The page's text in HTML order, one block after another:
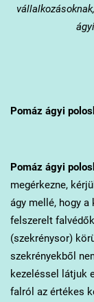
Pomáz ágyi
Pomáz ágyi
megérkezne,
ágy mellé, hogy a
felszerelt
(szekrénysor)
szekrényekből
kezeléssel látjuk
falról az értékes